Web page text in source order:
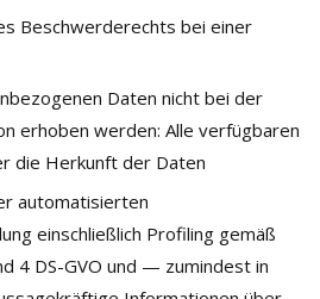
Beschwerderechts bei einer
Daten nicht bei der
erhoben werden: Alle verfügbaren
die Herkunft der Daten
automatisierten
einschließlich Profiling gemäß
4 DS-GVO und — zumindest in